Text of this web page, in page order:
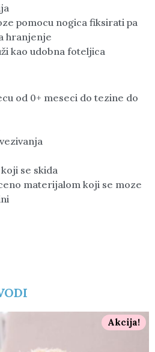
pomocu nogica fiksirati pa
hranjenje
kao udobna foteljica
od 0+ meseci do tezine do
se skida
materijalom koji se moze
Akcija!